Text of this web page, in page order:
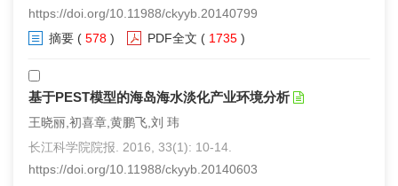
https://doi.org/10.11988/ckyyb.20140799
摘要 ( 578 ) PDF全文 ( 1735 )
基于PEST模型的海岛海水淡化产业环境分析
王晓丽,初喜章,黄鹏飞,刘 玮
长江科学院院报. 2016, 33(1): 10-14.
https://doi.org/10.11988/ckyyb.20140603